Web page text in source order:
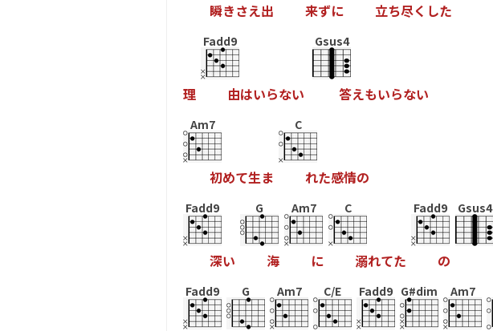
瞬きさえ出 来ずに 立ち尽く した
理
Fadd9
由はいらない
Gsus4
答えもいらない
Am7
初めて生ま
C
れた感情の
Fadd9
深い
G
海
Am7
に
C
溺れてた
Fadd9
の
Gsus4
Fadd9 G Am7 C/E Fadd9 G#dim Am7